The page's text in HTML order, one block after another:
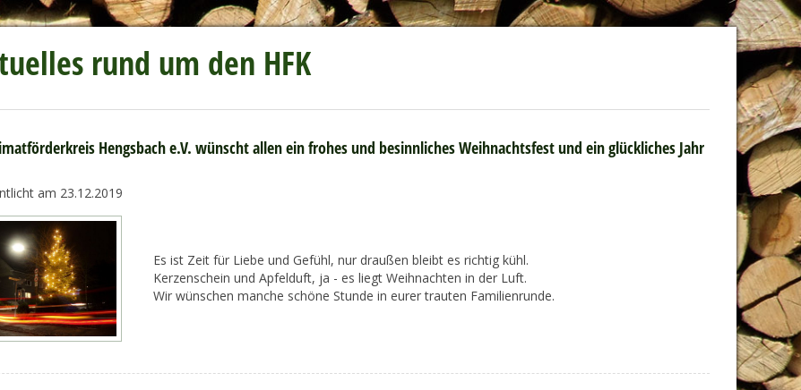
rund um den HFK
Hengsbach e.V. wünscht allen ein frohes und besinnliches Weihnachtsfest und ein glückliches Jahr
am 23.12.2019
Es ist Zeit für Liebe und Gefühl, nur draußen bleibt es richtig kühl.
Kerzenschein und Apfelduft, ja - es liegt Weihnachten in der Luft.
Wir wünschen manche schöne Stunde in eurer trauten Familienrunde.